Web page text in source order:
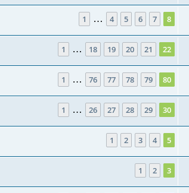
1 … 4 5 6 7 8
1 … 18 19 20 21 22
1 … 76 77 78 79 80
1 … 26 27 28 29 30
1 2 3 4 5
1 2 3